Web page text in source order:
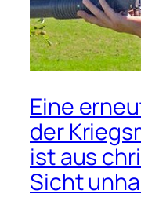
Eine
der
ist aus
Sicht